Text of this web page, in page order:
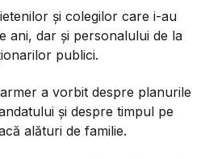
și colegilor care i-au
ani, dar și personalului de la
publici.
a vorbit despre planurile
și despre timpul pe
alături de familie.